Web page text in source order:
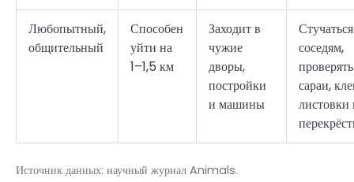
Любопытный,
общительный
Способен
уйти на
1–1,5 км
Заходит в
чужие
дворы,
постройки
и машины
соседям,
проверять
сараи,
листовки
Источник данных: научный журнал Animals.